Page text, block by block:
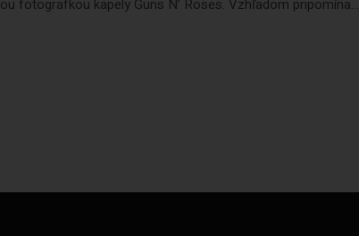
fotografkou kapely Guns N’ Roses. Vzhľadom pripomína...